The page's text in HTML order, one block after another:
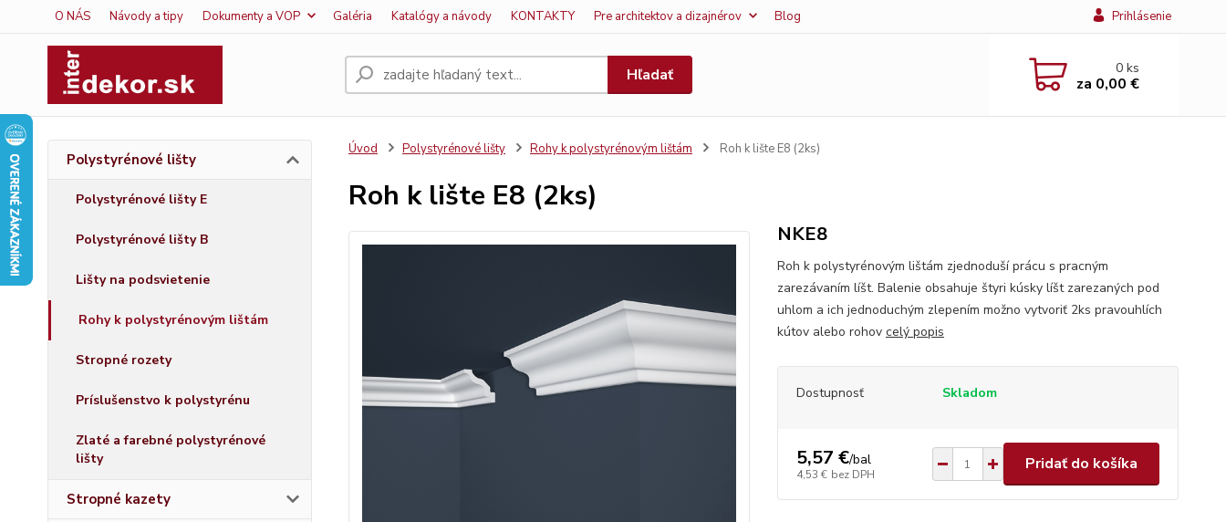
O NÁS Návody a tipy Dokumenty a VOP Galéria Katalógy a návody KONTAKTY Pre architektov a dizajnérov Blog Prihlásenie
Hľadať 0ks
za 0,00 €
Polystyrénové lišty
Polystyrénové lišty E
Polystyrénové lišty B
Lišty na podsvietenie
Rohy k polystyrénovým lištám
Stropné rozety
Príslušenstvo k polystyrénu
Zlaté a farebné polystyrénové
lišty
Stropné kazety
Úvod Polystyrénové lišty Rohy k polystyrénovým lištám Roh k lište E8 (2ks)
Roh k lište E8 (2ks)
NKE8
Roh k polystyrénovým lištám zjednoduší prácu s pracným
zarezávaním líšt. Balenie obsahuje štyri kúsky líšt zarezaných pod
uhlom a ich jednoduchým zlepením možno vytvoriť 2ks pravouhlích
kútov alebo rohov celý popis
Dostupnosť Skladom
5,57 €/bal
4,53 € bez DPH
Pridať do košíka